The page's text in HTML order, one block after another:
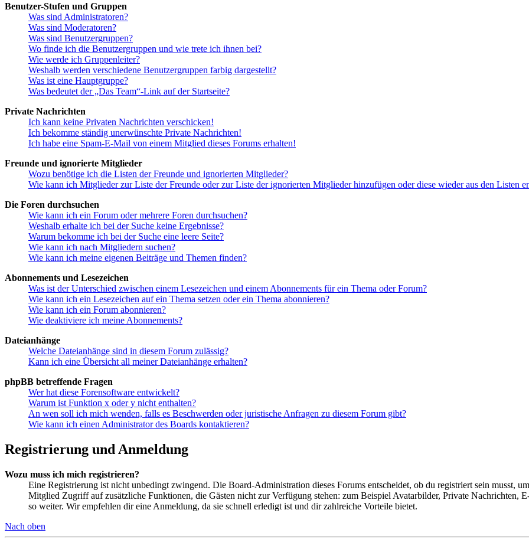
Benutzer-Stufen und Gruppen
Was sind Administratoren?
Was sind Moderatoren?
Was sind Benutzergruppen?
Wo finde ich die Benutzergruppen und wie trete ich ihnen bei?
Wie werde ich Gruppenleiter?
Weshalb werden verschiedene Benutzergruppen farbig dargestellt?
Was ist eine Hauptgruppe?
Was bedeutet der „Das Team“-Link auf der Startseite?
Private Nachrichten
Ich kann keine Privaten Nachrichten verschicken!
Ich bekomme ständig unerwünschte Private Nachrichten!
Ich habe eine Spam-E-Mail von einem Mitglied dieses Forums erhalten!
Freunde und ignorierte Mitglieder
Wozu benötige ich die Listen der Freunde und ignorierten Mitglieder?
Wie kann ich Mitglieder zur Liste der Freunde oder zur Liste der ignorierten Mitglieder hinzufügen oder diese wieder aus den Listen
Die Foren durchsuchen
Wie kann ich ein Forum oder mehrere Foren durchsuchen?
Weshalb erhalte ich bei der Suche keine Ergebnisse?
Warum bekomme ich bei der Suche eine leere Seite?
Wie kann ich nach Mitgliedern suchen?
Wie kann ich meine eigenen Beiträge und Themen finden?
Abonnements und Lesezeichen
Was ist der Unterschied zwischen einem Lesezeichen und einem Abonnements für ein Thema oder Forum?
Wie kann ich ein Lesezeichen auf ein Thema setzen oder ein Thema abonnieren?
Wie kann ich ein Forum abonnieren?
Wie deaktiviere ich meine Abonnements?
Dateianhänge
Welche Dateianhänge sind in diesem Forum zulässig?
Kann ich eine Übersicht all meiner Dateianhänge erhalten?
phpBB betreffende Fragen
Wer hat diese Forensoftware entwickelt?
Warum ist Funktion x oder y nicht enthalten?
An wen soll ich mich wenden, falls es Beschwerden oder juristische Anfragen zu diesem Forum gibt?
Wie kann ich einen Administrator des Boards kontaktieren?
Registrierung und Anmeldung
Wozu muss ich mich registrieren?
Eine Registrierung ist nicht unbedingt zwingend. Die Board-Administration dieses Forums entscheidet, ob du registriert sein musst,
Mitglied Zugriff auf zusätzliche Funktionen, die Gästen nicht zur Verfügung stehen: zum Beispiel Avatarbilder, Private Nachrichten,
so weiter. Wir empfehlen dir eine Anmeldung, da sie schnell erledigt ist und dir zahlreiche Vorteile bietet.
Nach oben